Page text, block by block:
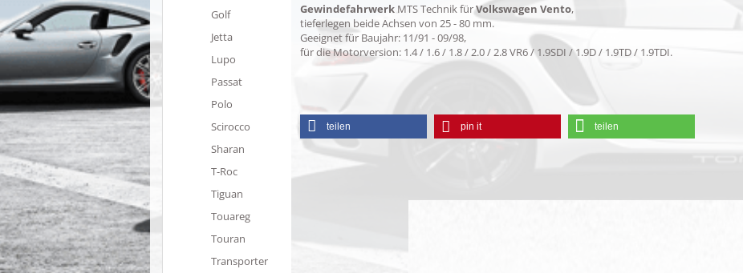
GewindefahrwerkMTS Technik fürVolkswagen Vento,
tieferlegen beide Achsen von 25 - 80 mm.
Geeignet für Baujahr: 11/91 - 09/98,
für die Motorversion: 1.4 / 1.6 / 1.8 / 2.0 / 2.8 VR6 / 1.9SDI / 1.9D / 1.9TD / 1.9TDI.
teilen pin it teilen
Golf
Jetta
Lupo
Passat
Polo
Scirocco
Sharan
T-Roc
Tiguan
Touareg
Touran
Transporter